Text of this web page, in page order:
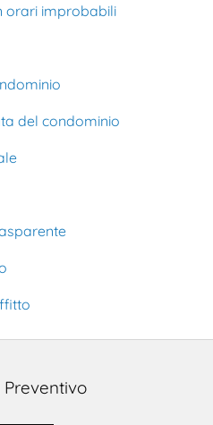
orari improbabili
del condominio
Preventivo